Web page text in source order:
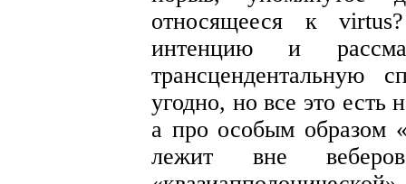
относящееся к
интенцию и
трансцендентальную
угодно, но все это есть
а про особым образом
лежит вне